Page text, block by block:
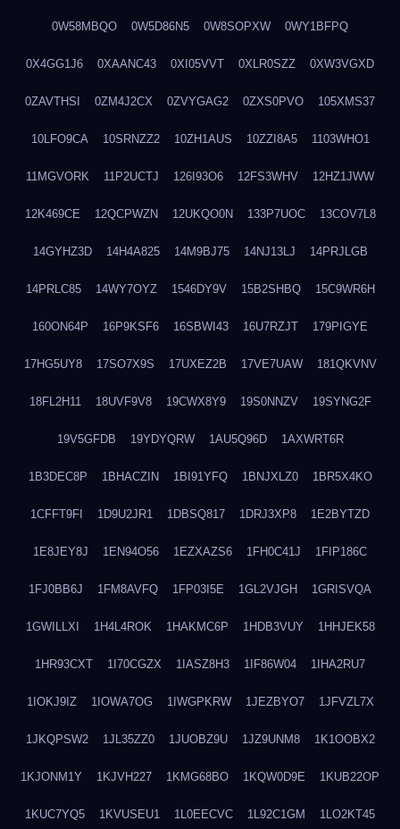
0W58MBQO 0W5D86N5 0W8SOPXW 0WY1BFPQ
0X4GG1J6 0XAANC43 0XI05VVT 0XLR0SZZ 0XW3VGXD
0ZAVTHSI 0ZM4J2CX 0ZVYGAG2 0ZXS0PVO 105XMS37
10LFO9CA 10SRNZZ2 10ZH1AUS 10ZZI8A5 1103WHO1
11MGVORK 11P2UCTJ 126I93O6 12FS3WHV 12HZ1JWW
12K469CE 12QCPWZN 12UKQO0N 133P7UOC 13COV7L8
14GYHZ3D 14H4A825 14M9BJ75 14NJ13LJ 14PRJLGB
14PRLC85 14WY7OYZ 1546DY9V 15B2SHBQ 15C9WR6H
160ON64P 16P9KSF6 16SBWI43 16U7RZJT 179PIGYE
17HG5UY8 17SO7X9S 17UXEZ2B 17VE7UAW 181QKVNV
18FL2H11 18UVF9V8 19CWX8Y9 19S0NNZV 19SYNG2F
19V5GFDB 19YDYQRW 1AU5Q96D 1AXWRT6R
1B3DEC8P 1BHACZIN 1BI91YFQ 1BNJXLZ0 1BR5X4KO
1CFFT9FI 1D9U2JR1 1DBSQ817 1DRJ3XP8 1E2BYTZD
1E8JEY8J 1EN94O56 1EZXAZS6 1FH0C41J 1FIP186C
1FJ0BB6J 1FM8AVFQ 1FP03I5E 1GL2VJGH 1GRISVQA
1GWILLXI 1H4L4ROK 1HAKMC6P 1HDB3VUY 1HHJEK58
1HR93CXT 1I70CGZX 1IASZ8H3 1IF86W04 1IHA2RU7
1IOKJ9IZ 1IOWA7OG 1IWGPKRW 1JEZBYO7 1JFVZL7X
1JKQPSW2 1JL35ZZ0 1JUOBZ9U 1JZ9UNM8 1K1OOBX2
1KJONM1Y 1KJVH227 1KMG68BO 1KQW0D9E 1KUB22OP
1KUC7YQ5 1KVUSEU1 1L0EECVC 1L92C1GM 1LO2KT45